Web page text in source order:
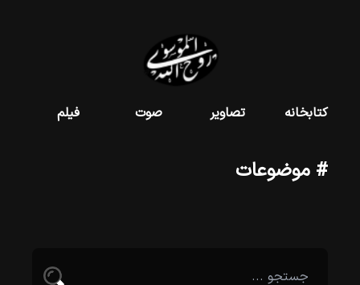
کتابخانه تصاویر صوت فیلم
# موضوعات